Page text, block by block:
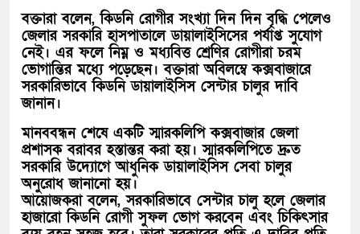
বক্তারা বলেন, কিডনি রোগীর সংখ্যা দিন দিন বৃদ্ধি পেলেও
জেলার সরকারি হাসপাতালে ডায়ালাইসিসের পর্যাপ্ত সুযোগ
নেই। এর ফলে নিম্ন ও মধ্যবিত্ত শ্রেণির রোগীরা চরম
ভোগান্তির মধ্যে পড়েছেন। বক্তারা অবিলম্বে কক্সবাজারে
সরকারিভাবে কিডনি ডায়ালাইসিস সেন্টার চালুর দাবি
জানান।
মানববন্ধন শেষে একটি স্মারকলিপি কক্সবাজার জেলা
প্রশাসক বরাবর হস্তান্তর করা হয়। স্মারকলিপিতে দ্রুত
সরকারি উদ্যোগে আধুনিক ডায়ালাইসিস সেবা চালুর
অনুরোধ জানানো হয়।
আয়োজকরা বলেন, সরকারিভাবে সেন্টার চালু হলে জেলার
হাজারো কিডনি রোগী সুফল ভোগ করবেন এবং চিকিৎসার